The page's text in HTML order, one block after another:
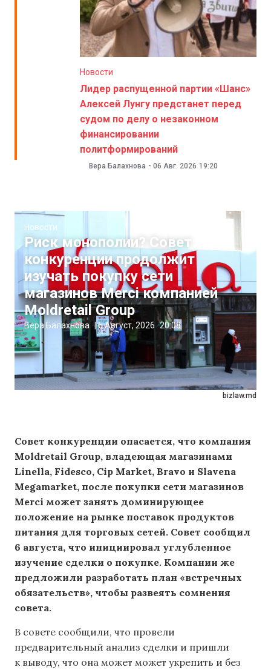
Новости
Лидер распущенной партии «Шанс»
Алексей Лунгу предстанет перед
судом по делу о незаконном
финансировании
политформирований
Вера Балахнова - 06 Авг. 2026 19:20
bizlaw.md
Новости
Риск монополии? Совет
конкуренции продолжит
изучать покупку сети
магазинов Merci компанией
Moldretail Group
Вера Балахнова | 6 Август, 2026 20:08
Совет конкуренции опасается, что компания
Moldretail Group, владеющая магазинами
Linella, Fidesco, Cip Market, Bravo и Slavena
Megamarket, после покупки сети магазинов
Merci может занять доминирующее
положение на рынке поставок продуктов
питания для торговых сетей. Совет сообщил
6 августа, что инициировал углубленное
изучение сделки о покупке. Компании же
предложили разработать план «встречных
обязательств», чтобы развеять сомнения
совета.
В совете сообщили, что провели
предварительный анализ сделки и пришли
к выводу, что она может может укрепить и без